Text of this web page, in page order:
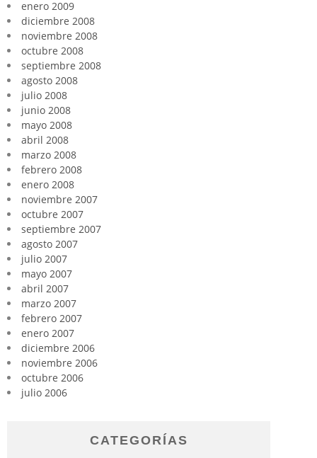
enero 2009
diciembre 2008
noviembre 2008
octubre 2008
septiembre 2008
agosto 2008
julio 2008
junio 2008
mayo 2008
abril 2008
marzo 2008
febrero 2008
enero 2008
noviembre 2007
octubre 2007
septiembre 2007
agosto 2007
julio 2007
mayo 2007
abril 2007
marzo 2007
febrero 2007
enero 2007
diciembre 2006
noviembre 2006
octubre 2006
julio 2006
CATEGORÍAS